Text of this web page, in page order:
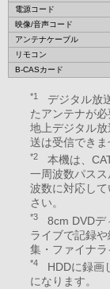
電源コード
映像/音声コード
アンテナケーブル
リモコン
B-CASカード
*1
デジタル放
たアンテナが
地上デジタル
送は受信できま
*2
本機は、
一周波数パス
波数に対応し
さい。
*3
8cm DVDデ
ライブで記録
集・ファイナラ
*4
HDDに録画
になります。